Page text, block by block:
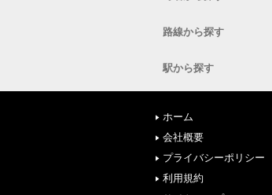
路線から探す
駅から探す
ホーム
会社概要
プライバシーポリシー
利用規約